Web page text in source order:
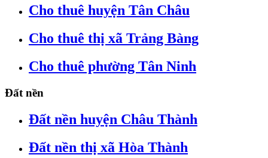
Cho thuê huyện Tân Châu
Cho thuê thị xã Trảng Bàng
Cho thuê phường Tân Ninh
Đất nền
Đất nền huyện Châu Thành
Đất nền thị xã Hòa Thành